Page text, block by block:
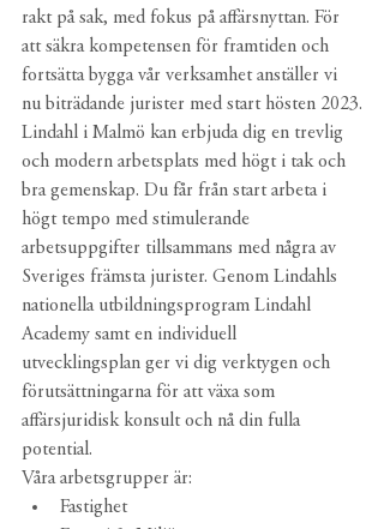
rakt på sak, med fokus på affärsnyttan. För
att säkra kompetensen för framtiden och
fortsätta bygga vår verksamhet anställer vi
nu biträdande jurister med start hösten 2023.
Lindahl i Malmö kan erbjuda dig en trevlig
och modern arbetsplats med högt i tak och
bra gemenskap. Du får från start arbeta i
högt tempo med stimulerande
arbetsuppgifter tillsammans med några av
Sveriges främsta jurister. Genom Lindahls
nationella utbildningsprogram Lindahl
Academy samt en individuell
utvecklingsplan ger vi dig verktygen och
förutsättningarna för att växa som
affärsjuridisk konsult och nå din fulla
potential.
Våra arbetsgrupper är:
Fastighet